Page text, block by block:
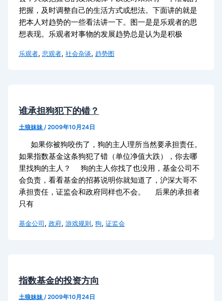
把握，及时调整自己的生活方式或想法。下面讲的就是
把本人对趋势的一些看法讲一下。图一是是乐观者的思
想表现。乐观者对事物的发展趋势总是认为是积极
乐观者, 悲观者, 社会杂谈, 趋势图
谁承担狗犯下的错？
土狼妹妹 /2009年10月24日
如果你被狗咬伤了，狗的主人理所当然要承担责任。
如果指数基金这条狗犯了错（单位净值大跌），你去哪
里找狗的主人？ 狗的主人你找了也没用，基金公司不
会负责，看看基金的招募说明你就知道了，沪深大哥不
承担责任，证监会和政府同样也不会。 后果的承担者
只有
基金公司 , 政府, 游戏规则, 狗, 证监会
指数基金的投资方向
土狼妹妹 /2009年10月24日